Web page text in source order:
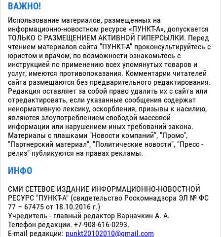
ВАЖНО!
Использование материалов, размещенных на
информационно-новостном ресурсе «ПУНКТ-А», допускается
ТОЛЬКО С РАЗМЕЩЕНИЕМ АКТИВНОЙ ГИПЕРСЫЛКИ. Перед
чтением материалов сайта "ПУНКТ-А" проконсультируйтесь с
юристом и врачом, по возможности ознакомьтесь с
инструкцией по применению всех упомянутых товаров и
услуг; имеются противопоказания. Комментарии читателей
сайта размещаются без предварительного редактирования.
Редакция оставляет за собой право удалить их с сайта или
отредактировать, если указанные сообщения содержат
ненормативную лексику, оскорбления, призывы к насилию,
являются злоупотреблением свободой массовой
информации или нарушением иных требований закона.
Материалы с плашками "Новости компаний", "Промо",
"Партнерский материал", "Политические новости", "Пресс -
релиз" публикуются на правах рекламы.
ИНФО
СМИ СЕТЕВОЕ ИЗДАНИЕ ИНФОРМАЦИОННО-НОВОСТНОЙ
РЕСУРС "ПУНКТ-А" (свидетельство Роскомнадзора ЭЛ № ФС
77 – 67475 от 18.10.2016 г.)
Учредитель - главный редактор Варначкин А. А.
Телефон редакции. +7-908-616-0293.
E-mail редакции: punkt20102010@gmail.com